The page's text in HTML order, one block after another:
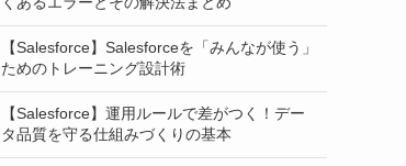
【Salesforce】Salesforceを「みんなが使う」
ためのトレーニング設計術
【Salesforce】運用ルールで差がつく！デー
タ品質を守る仕組みづくりの基本